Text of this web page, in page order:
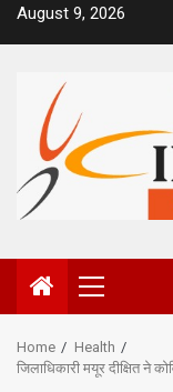
SkipAugust 9, 2026
Primary
Menu
Home
Health
जिलाधिकारी मयूर दीक्षित ने